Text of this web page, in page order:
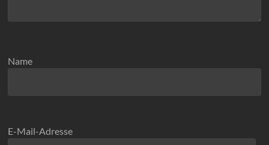
Name
E-Mail-Adresse